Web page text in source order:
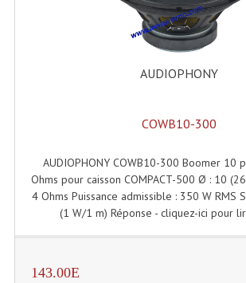
Sacs & Housses De Transport
Valises Pour Clavier
Rack 19 Pouces Multiplis
Machines À Effets Fumées,
Machines À Fumées
AUDIOPHONY
COWB10-300
AUDIOPHONY COWB10-300 Boomer 10
Ohms pour caisson COMPACT-500 Ø : 10
4 Ohms Puissance admissible : 350 W RMS
(1 W/1 m) Réponse - cliquez-ici pour
143.00E